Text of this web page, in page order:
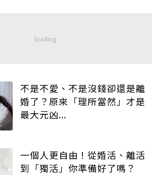
不是不愛、不是沒錢卻還是離
婚了？原來「理所當然」才是
最大元凶...
一個人更自由！從婚活、離活
到「獨活」你準備好了嗎？